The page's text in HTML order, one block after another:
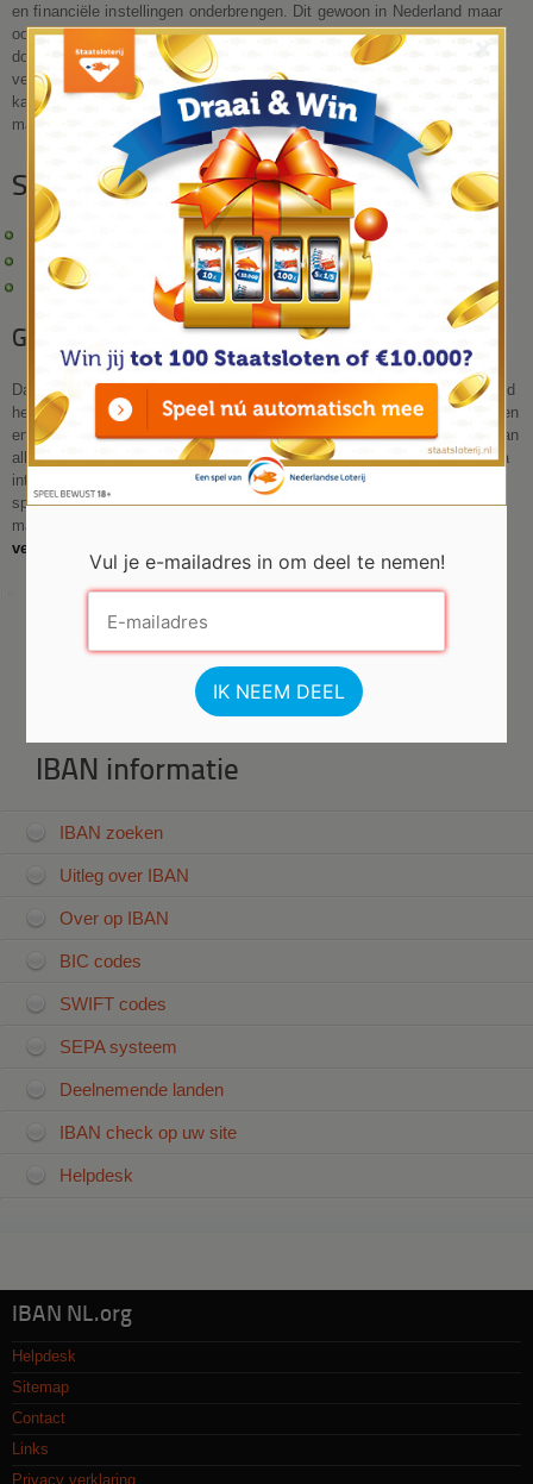
en financiële instellingen onderbrengen. Dit gewoon in Nederland maar
ook in het buitenland. Wij raden u aan om eens rustig het internet te
doorzoeken wat nu zoal de mogelijkheden zijn, er zijn namelijk
verschillende spaarvormen, elke met haar eigen voordelen. Daarnaast
kan de vergoeding/ de rente tussen partij A & B nogal een flink verschil
maken.
Spaarvormen:
Een vrij opneembare
spaarrekening
Een niet vrij opneembare spaarrekening (geld langer wegzetten)
Sparen met een
deposito spaarrekeninglevert een hoge rente op
Geld verdienen in plaats van sparen
Daarnaast zijn er ook bijzondere manieren van geld sparen, bijvoorbeeld
hetgroen sparen enduurzaam sparen. Al met al zijn er mogelijkheden
en redenen genoeg om sparen eens de aandacht te geven. In plaats van
alleen sparen kunt u er ook voor zorgen dat u meer gaat verdienen. Via
internet kunt u bijvoorbeeld geld verdienen met online
spaarprogramma's. Ook thuiswerk en andere klusjes zijn een goede
manier om geld bijelkaar te sparen. Zo ziet u dus dat de begrippen
verdienen
IBAN informatie
IBAN zoeken
Uitleg over IBAN
Over op IBAN
BIC codes
SWIFT codes
SEPA systeem
Deelnemende landen
IBAN check op uw site
Helpdesk
IBAN NL.org
Helpdesk
Sitemap
Contact
Links
Privacy verklaring
Vul je e-mailadres in om deel te nemen!
×